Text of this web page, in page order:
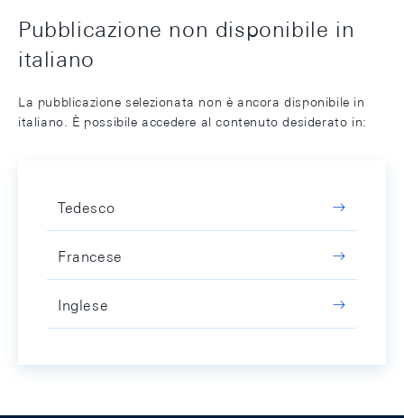
Pubblicazione non disponibile in
italiano
La pubblicazione selezionata non è ancora disponibile in
italiano. È possibile accedere al contenuto desiderato in:
Tedesco
Francese
Inglese